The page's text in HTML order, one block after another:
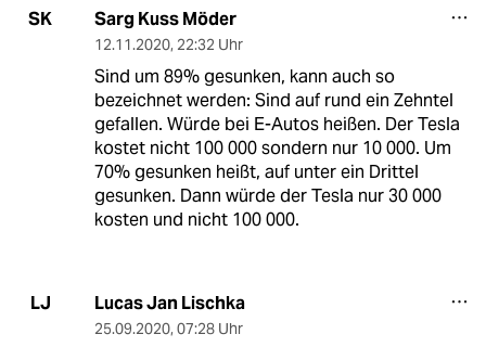
SK Sarg Kuss Möder
12.11.2020, 22:32 Uhr
Sind um 89% gesunken, kann auch so
bezeichnet werden: Sind auf rund ein Zehntel
gefallen. Würde bei E-Autos heißen. Der Tesla
kostet nicht 100 000 sondern nur 10 000. Um
70% gesunken heißt, auf unter ein Drittel
gesunken. Dann würde der Tesla nur 30 000
kosten und nicht 100 000.
LJ Lucas Jan Lischka
25.09.2020, 07:28 Uhr